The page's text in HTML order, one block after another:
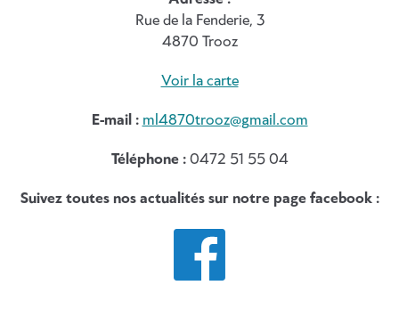
Rue de la Fenderie, 3
4870 Trooz
Voir la carte
E-mail : ml4870trooz@gmail.com
Téléphone :0472 51 55 04
Suivez toutes nos actualités sur notre page facebook :